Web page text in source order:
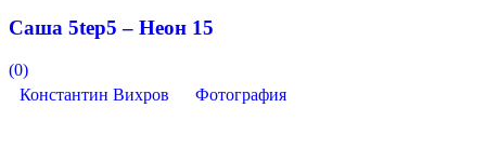
Саша 5tep5 – Неон 15
(0)
Константин Вихров
Фотография